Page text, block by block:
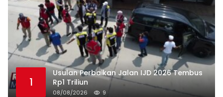
1
Usulan Perbaikan Jalan IJD 2026 Tembus
Rp1 Triliun
08/08/2026 9